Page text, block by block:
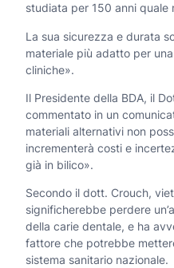
studiata per 150 anni quale
La sua sicurezza e durata
materiale più adatto per
cliniche».
Il Presidente della BDA, il
commentato in un
materiali alternativi non
incrementerà costi e
già in bilico».
Secondo il dott. Crouch,
significherebbe perdere
della carie dentale, e ha
fattore che potrebbe
sistema sanitario nazionale.